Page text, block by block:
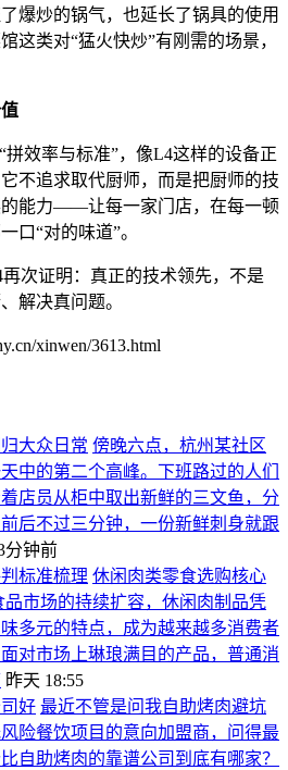
爆炒的锅气，也延长了锅具的使用
这类对“猛火快炒”有刚需的场景，
拼效率与标准”，像L4这样的设备正
不追求取代厨师，而是把厨师的技
的能力——让每一家门店，在每一顿
口“对的味道”。
次证明：真正的技术领先，不是
解决真问题。
xinwen/3613.html
大众日常 傍晚六点，杭州某社区
中的第二个高峰。下班路过的人们
店员从柜中取出新鲜的三文鱼，分
后不过三分钟，一份新鲜刺身就跟
分钟前
标准梳理 休闲肉类零食选购核心
市场的持续扩容，休闲肉制品凭
多元的特点，成为越来越多消费者
对市场上琳琅满目的产品，普通消
昨天 18:55
好 最近不管是问我自助烤肉避坑
险餐饮项目的意向加盟商，问得最
自助烤肉的靠谱公司到底有哪家？